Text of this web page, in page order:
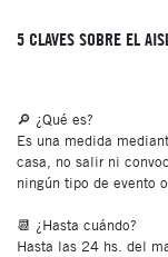
5 CLAVES SOBRE EL
🔎 ¿Qué es?
Es una medida
casa, no salir ni
ningún tipo de evento
📆 ¿Hasta cuándo?
Hasta las 24 hs. del